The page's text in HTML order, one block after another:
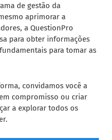
de gestão da
aprimorar a
a QuestionPro
para obter informações
para tomar as
convidamos você a
compromisso ou criar
a explorar todos os